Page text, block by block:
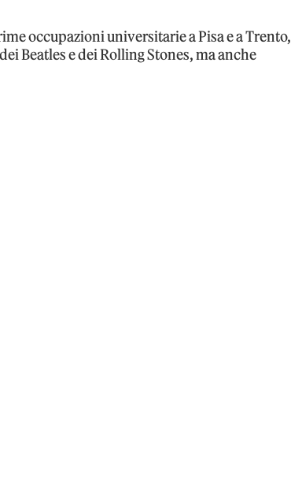
occupazioni universitarie a Pisa e a Trento,
Beatles e dei Rolling Stones, ma anche